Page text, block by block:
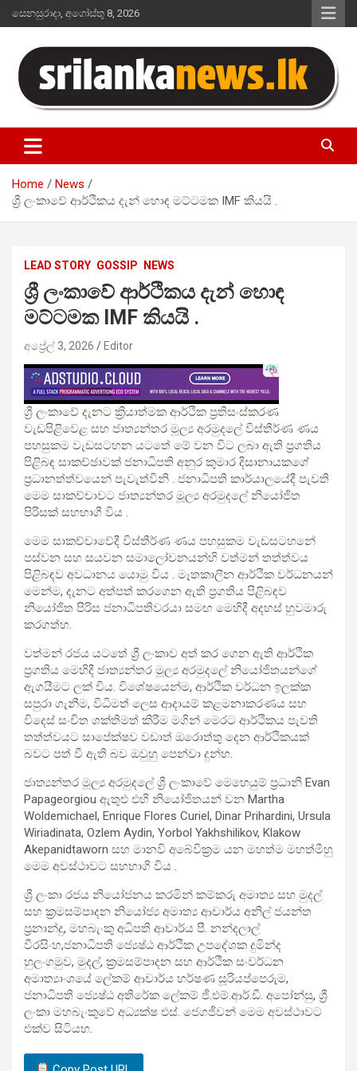
to
සෙනසුරාදා, අගෝස්තු 8, 2026
Sri Lanka News
Home
News
ශ්‍රී ලංකාවේ ආර්ථිකය දැන් හොඳ මට්ටමක IMF කියයි .
LEAD STORY GOSSIP NEWS
ශ්‍රී ලංකාවේ ආර්ථිකය දැන් හොඳ
මට්ටමක IMF කියයි .
අප්‍රේල් 3, 2026 Editor
ශ්‍රී ලංකාවේ දැනට ක්‍රියාත්මක ආර්ථික ප්‍රතිසංස්කරණ
වැඩපිළිවෙළ සහ ජාත්‍යන්තර මූල්‍ය අරමුදලේ විස්තීර්ණ ණය
පහසුකම වැඩසටහන යටතේ මේ වන විට ලබා ඇති ප්‍රගතිය
පිළිබඳ සාකච්ඡාවක් ජනාධිපති අනුර කුමාර දිසානායකගේ
ප්‍රධානත්ත්වයෙන් පැවැත්විනි . ජනාධිපති කාර්යාලයේදී පැවති
මෙම සාකච්චාවට ජාත්‍යන්තර මූල්‍ය අරමුදලේ නියෝජිත
පිරිසක් සහභාගී විය .
මෙම සාකච්චාවේදී විස්තීර්ණ ණය පහසුකම වැඩසටහනේ
පස්වන සහ සයවන සමාලෝචනයන්හි වත්මන් තත්ත්වය
පිළිබඳව අවධානය යොමු විය . මෑතකාලීන ආර්ථික වර්ධනයන්
මෙන්ම, දැනට අත්පත් කරගෙන ඇති ප්‍රගතිය පිළිබඳව
නියෝජිත පිරිස ජනාධිපතිවරයා සමඟ මෙහිදී අදහස් හුවමාරු
කරගත්හ.
වත්මන් රජය යටතේ ශ්‍රී ලංකාව අත් කර ගෙන ඇති ආර්ථික
ප්‍රගතිය මෙහිදී ජාත්‍යන්තර මූල්‍ය අරමුදලේ නියෝජිතයන්ගේ
ඇගයීමට ලක් විය. විශේෂයෙන්ම, ආර්ථික වර්ධන ඉලක්ක
සපුරා ගැනීම, විධිමත් ලෙස ආදායම් කළමනාකරණය සහ
විදෙස් සංචිත ශක්තිමත් කිරීම මගින් මෙරට ආර්ථිකය පැවති
තත්ත්වයට සාපේක්ෂව වඩාත් ඔරොත්තු දෙන ආර්ථිකයක්
බවට පත් වී ඇති බව ඔවුහු පෙන්වා දුන්හ.
ජාත්‍යන්තර මූල්‍ය අරමුදලේ ශ්‍රී ලංකාවේ මෙහෙයුම් ප්‍රධානී Evan
Papageorgiou ඇතුළු එහි නියෝජිතයන් වන Martha
Woldemichael, Enrique Flores Curiel, Dinar Prihardini, Ursula
Wiriadinata, Ozlem Aydin, Yorbol Yakhshilikov, Klakow
Akepanidtaworn සහ මානවි අබේවික්‍රම යන මහත්ම මහත්මීහු
මෙම අවස්ථාවට සහභාගි විය .
ශ්‍රී ලංකා රජය නියෝජනය කරමින් කම්කරු අමාත්‍ය සහ මුදල්
සහ ක්‍රමසම්පාදන නියෝජ්‍ය අමාත්‍ය ආචාර්ය අනිල් ජයන්ත
ප්‍රනාන්දු, මහබැංකු අධිපති ආචාර්ය පී. නන්දලාල්
වීරසිංහ,ජනාධිපති ජ්‍යෙෂ්ඨ ආර්ථික උපදේශක දුමින්ද
හුලංගමුව, මුදල්, ක්‍රමසම්පාදන සහ ආර්ථික සංවර්ධන
අමාත්‍යාංශයේ ලේකම් ආචාර්ය හර්ෂණ සූරියප්පෙරුම,
ජනාධිපති ජ්‍යෙෂ්ඨ අතිරේක ලේකම් ජී.එම්.ආර්.ඩී. අපෝන්සු, ශ්‍රී
ලංකා මහබැංකුවේ අධ්‍යක්ෂ එස්. ජෙගජීවන් මෙම අවස්ථාවට
එක්ව සිටියහ.